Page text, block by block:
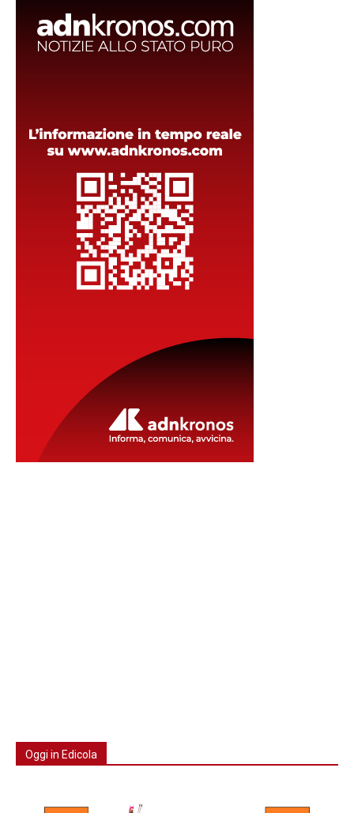
Oggi in Edicola